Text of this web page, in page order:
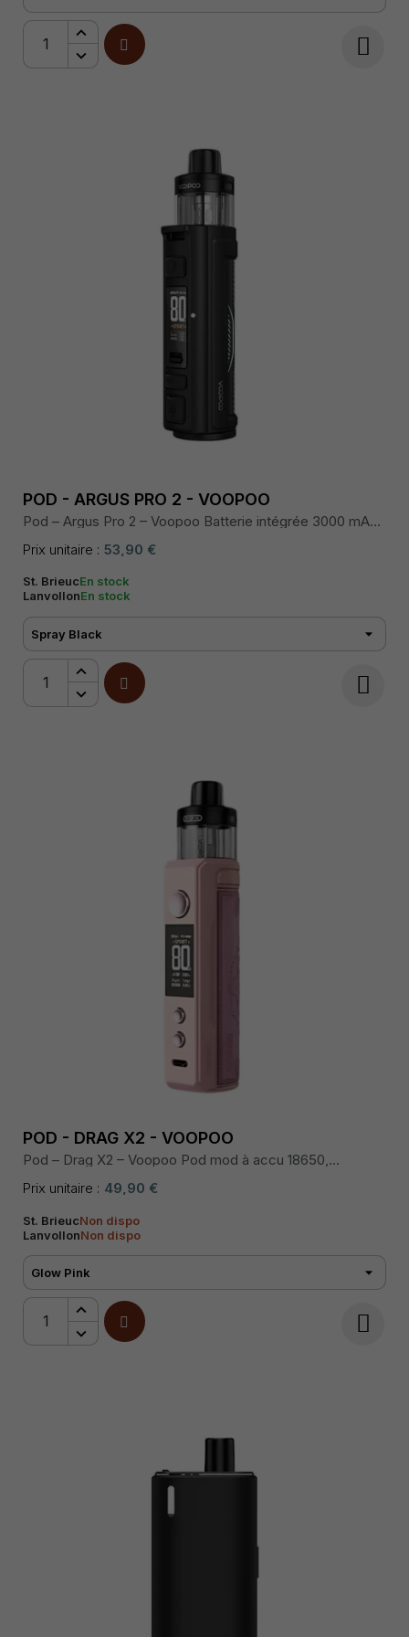
POD - ARGUS PRO 2 - VOOPOO
Pod – Argus Pro 2 – Voopoo Batterie intégrée 3000 mAh,
0,96″, cartouche PnP-X 5 mL, airflow réglable,
résistances PnP compatibles, recharge rapide USB-C.
Prix unitaire : 53,90 €
St. BrieucEn stock
LanvollonEn stock
POD - DRAG X2 - VOOPOO
Pod – Drag X2 – Voopoo Pod mod à accu 18650,
0,96″, cartouche PnP X 5 mL, airflow précis, résistances
PnP X mesh, recharge rapide USB-C.
Prix unitaire : 49,90 €
St. BrieucNon dispo
LanvollonNon dispo